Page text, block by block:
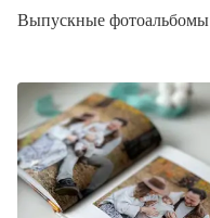
Выпускные фотоальбомы